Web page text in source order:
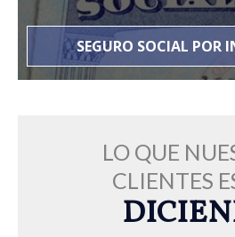
SEGURO SOCIAL POR
LO QUE
CLIENTES